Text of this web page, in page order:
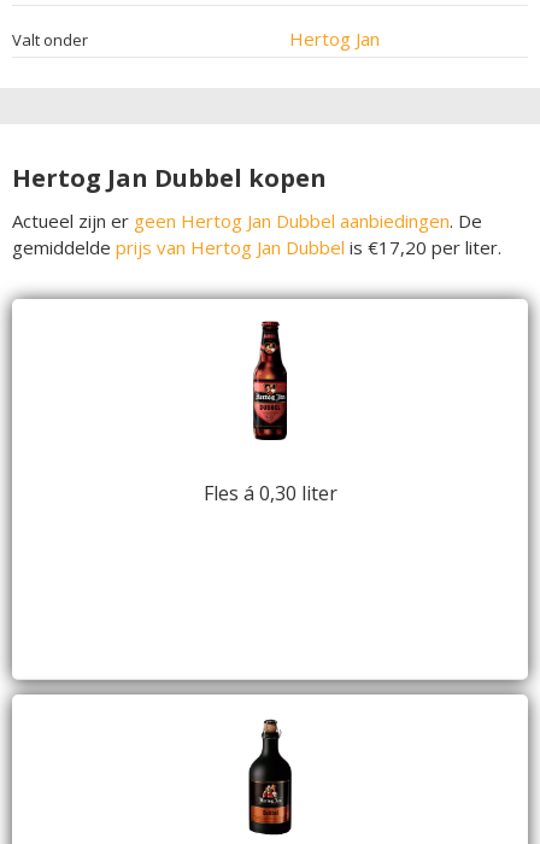
Valt onder Hertog Jan
Hertog Jan Dubbel kopen
Actueel zijn er geen Hertog Jan Dubbel aanbiedingen. De
gemiddelde prijs van Hertog Jan Dubbel is €17,20 per liter.
Fles á 0,30 liter